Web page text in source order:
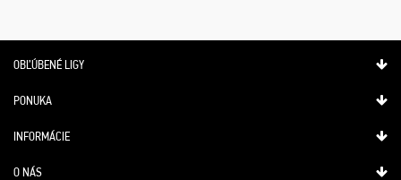
OBĽÚBENÉ LIGY
PONUKA
INFORMÁCIE
O NÁS